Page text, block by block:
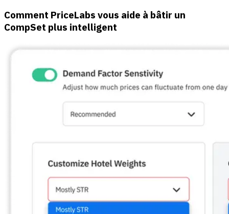
Comment PriceLabs vous aide à bâtir un
CompSet plus intelligent